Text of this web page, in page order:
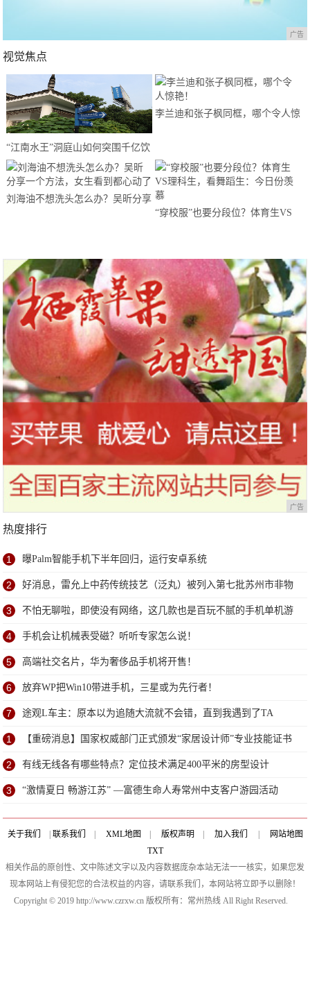
广告
视觉焦点
“江南水王”洞庭山如何突围千亿饮
用水市场？
李兰迪和张子枫同框，哪个令人惊
刘海油不想洗头怎么办？吴昕分享
“穿校服”也要分段位？体育生VS
广告
热度排行
1 曝Palm智能手机下半年回归，运行安卓系统
2 好消息，雷允上中药传统技艺（泛丸）被列入第七批苏州市非物
质文化遗产代表性项目名录
3 不怕无聊啦，即使没有网络，这几款也是百玩不腻的手机单机游
戏
4 手机会让机械表受磁？听听专家怎么说！
5 高端社交名片，华为奢侈品手机将开售！
6 放弃WP把Win10带进手机，三星或为先行者！
7 途观L车主：原本以为追随大流就不会错，直到我遇到了TA
1 【重磅消息】国家权威部门正式颁发“家居设计师”专业技能证书
2 有线无线各有哪些特点？定位技术满足400平米的房型设计
3 “激情夏日 畅游江苏” —富德生命人寿常州中支客户游园活动
关于我们 联系我们 XML地图 版权声明 加入我们
网站地图
TXT
相关作品的原创性、文中陈述文字以及内容数据庞杂本站无法一一核实，如果您发
现本网站上有侵犯您的合法权益的内容，请联系我们，本网站将立即予以删除！
Copyright © 2019 http://www.czrxw.cn 版权所有：常州热线 All Right Reserved.